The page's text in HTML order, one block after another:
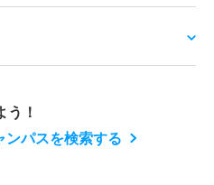
う！
ンパスを検索する